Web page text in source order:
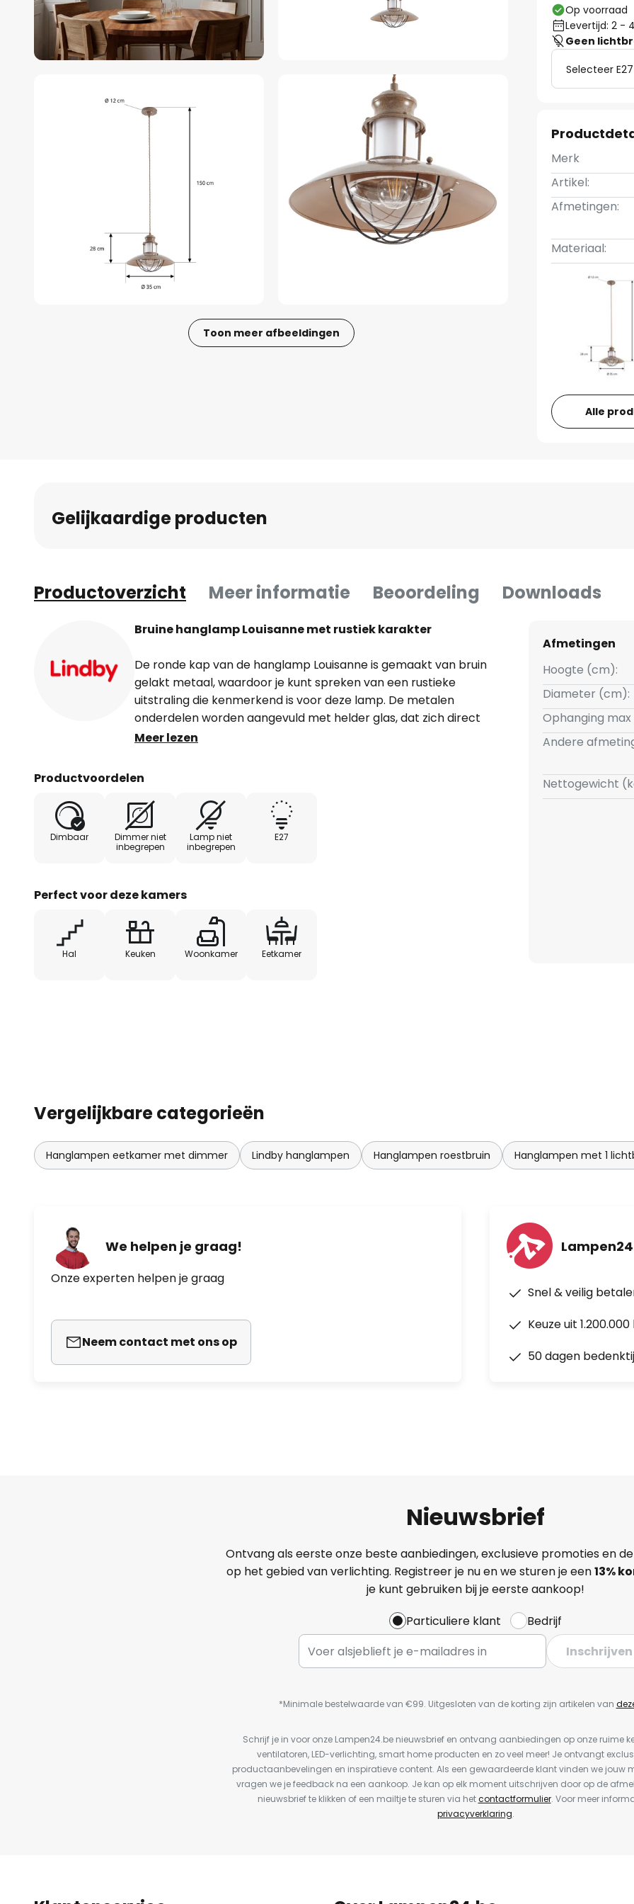
Toon meer afbeeldingen
Op voorraad
Levertijd: 2 -
Geen
Selecteer
Merk
Artikel:
Afmetingen:
Materiaal:
Alle
Gelijkaardige producten
Productoverzicht Meer informatie Beoordeling Downloads
Bruine hanglamp Louisanne met rustiek karakter
De ronde kap van de hanglamp Louisanne is gemaakt van bruin
gelakt metaal, waardoor je kunt spreken van een rustieke
uitstraling die kenmerkend is voor deze lamp. De metalen
onderdelen worden aangevuld met helder glas, dat zich direct
boven de lamp bevindt en onder andere als bescherming dient.
worden geplaatst, maar is natuurlijk ook geschikt voor plaatsen
in de woonkamer waar niet direct tafelverlichting nodig is, maar
waar men op zoek is naar algemene verlichting.
Meer lezen
Productvoordelen
Dimbaar
Dimmer niet
inbegrepen
Lamp niet
inbegrepen
E27
Perfect voor deze kamers
Hal Keuken Woonkamer Eetkamer
Afmetingen
Hoogte (cm):
Diameter (cm):
Ophanging
Andere
Nettogewicht
Vergelijkbare categorieën
Hanglampen eetkamer met dimmer Lindby hanglampen Hanglampen roestbruin Hanglampen met 1
We helpen je graag!
Onze experten helpen je graag
Neem contact met ons op
Snel & veilig
Keuze uit
50 dagen
Nieuwsbrief
Ontvang als eerste onze beste aanbiedingen, exclusieve promoties en
op het gebied van verlichting. Registreer je nu en we sturen je een13%
je kunt gebruiken bij je eerste aankoop!
Particuliere klant
Bedrijf
Inschrijven
*Minimale bestelwaarde van €99. Uitgesloten van de korting zijn artikelen van
Schrijf je in voor onze Lampen24.be nieuwsbrief en ontvang aanbiedingen op onze ruime
ventilatoren, LED-verlichting, smart home producten en zo veel meer! Je ontvangt
productaanbevelingen en inspiratieve content. Als een gewaardeerde klant vinden we jouw
vragen we je feedback na een aankoop. Je kan op elk moment uitschrijven door op de
nieuwsbrief te klikken of een mailtje te sturen via hetcontactformulier. Voor meer
privacyverklaring.